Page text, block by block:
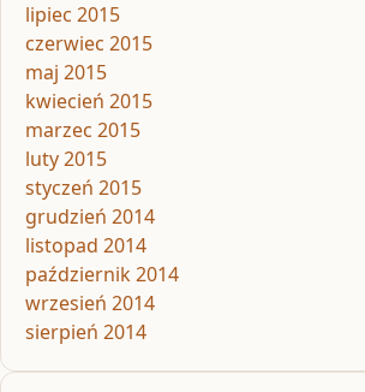
lipiec 2015
czerwiec 2015
maj 2015
kwiecień 2015
marzec 2015
luty 2015
styczeń 2015
grudzień 2014
listopad 2014
październik 2014
wrzesień 2014
sierpień 2014